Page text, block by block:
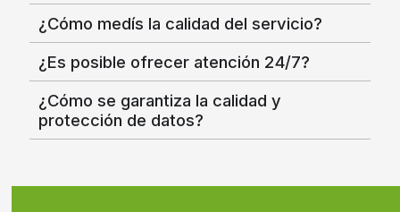
¿Cómo medís la calidad del servicio?
¿Es posible ofrecer atención 24/7?
¿Cómo se garantiza la calidad y
protección de datos?